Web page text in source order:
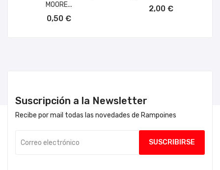
MOORE...
0,50 €
2,00 €
Suscripción a la Newsletter
Recibe por mail todas las novedades de Rampoines